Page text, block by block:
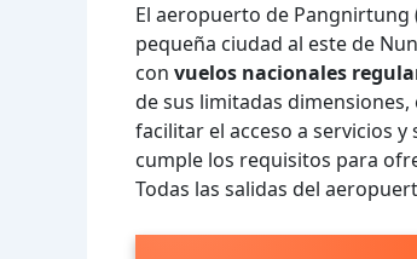
El aeropuerto de Pangnirtung
pequeña ciudad al este de
con vuelos nacionales
de sus limitadas
facilitar el acceso a servicios
cumple los requisitos para
Todas las salidas del